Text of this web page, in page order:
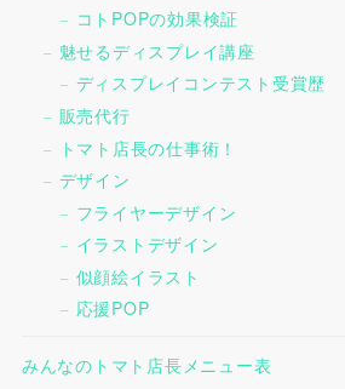
コトPOPの効果検証
魅せるディスプレイ講座
ディスプレイコンテスト受賞歴
販売代行
トマト店長の仕事術！
デザイン
フライヤーデザイン
イラストデザイン
似顔絵イラスト
応援POP
みんなのトマト店長メニュー表